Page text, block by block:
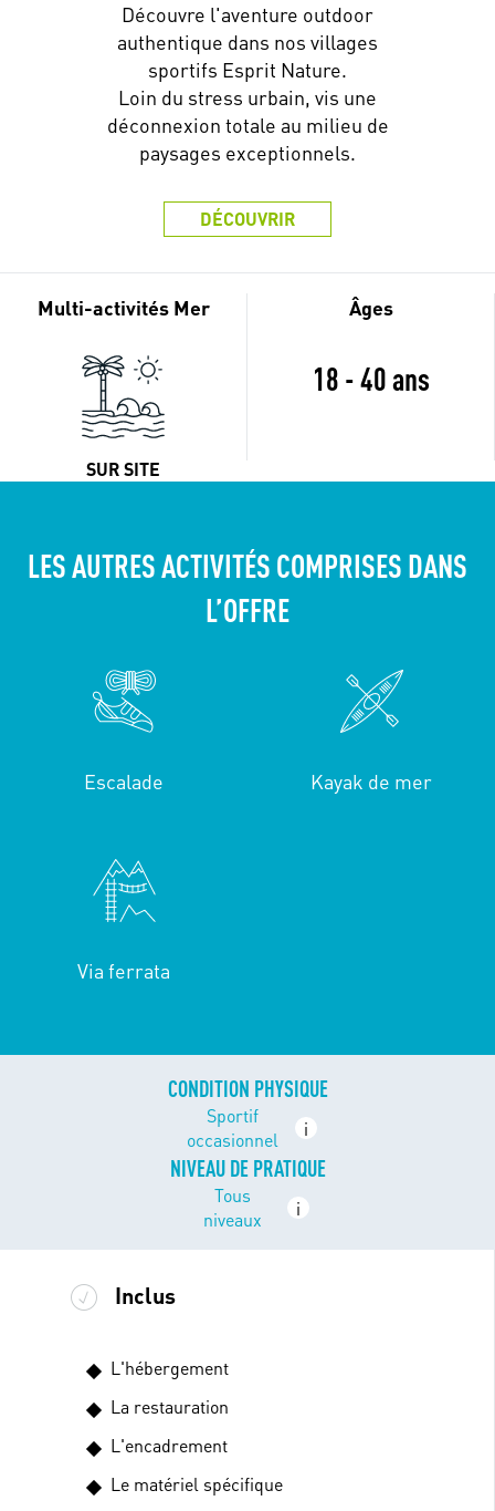
Découvre l'aventure outdoor
authentique dans nos villages
sportifs Esprit Nature.
Loin du stress urbain, vis une
déconnexion totale au milieu de
paysages exceptionnels.
DÉCOUVRIR
Multi-activités Mer
SUR SITE
Âges
18 - 40 ans
LES AUTRES ACTIVITÉS COMPRISES DANS
L’OFFRE
Escalade Kayak de mer
Via ferrata
CONDITION PHYSIQUE
Sportif
occasionnel
i
NIVEAU DE PRATIQUE
Tous
niveaux
i
Inclus
L'hébergement
La restauration
L'encadrement
Le matériel spécifique